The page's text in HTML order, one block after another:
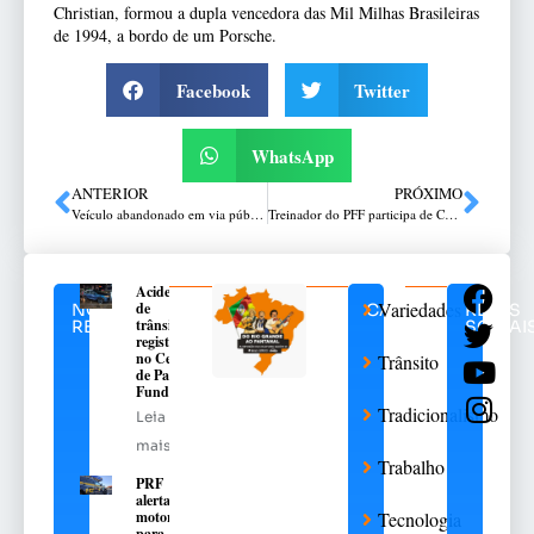
Christian, formou a dupla vencedora das Mil Milhas Brasileiras
de 1994, a bordo de um Porsche.
Facebook Twitter
WhatsApp
ANTERIOR
Veículo abandonado em via pública é encontrado em Passo Fundo
PRÓXIMO
Treinador do PFF participa de Curso para Treinadores de Futsal
NOTÍCIAS
RELACIONADAS
Acidente
de
trânsito
registrado
no Centro
de Passo
Fundo
Leia
mais
PRF
alerta
motoristas
CATEGORIAS
Variedades
Trânsito
Tradicionalismo
Trabalho
Tecnologia
REDES